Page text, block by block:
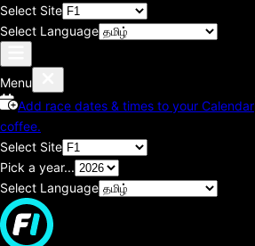
Select Site
Select Language
Menu
Add race dates & times to your Calendar
coffee.
Select Site
Pick a year...
Select Language